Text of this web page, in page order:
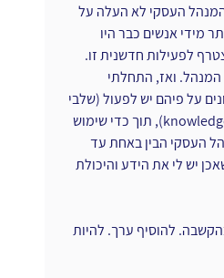
העסקי לא העלה על
מידי אנשים כבר היו
לפעילות חדשנית זו.
ואז, התחלתי
על פיהם יש לפעול (שלבי
הנדסת הידע- knowledge engineering), תוך כדי שימוש
העסקי הבין באחת עד
יש לי את הידע והיכולת
להוסיף ערך. להיות